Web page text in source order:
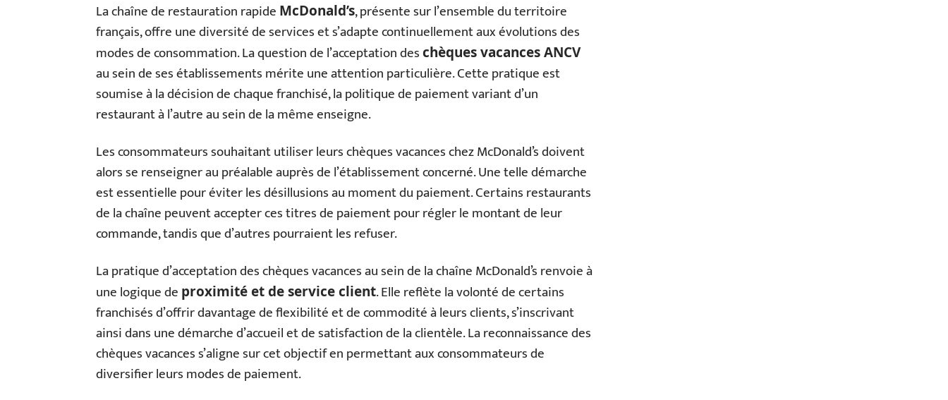
La chaîne de restauration rapide McDonald’s, présente sur l’ensemble du territoire
français, offre une diversité de services et s’adapte continuellement aux évolutions des
modes de consommation. La question de l’acceptation deschèques vacances ANCV
au sein de ses établissements mérite une attention particulière. Cette pratique est
soumise à la décision de chaque franchisé, la politique de paiement variant d’un
restaurant à l’autre au sein de la même enseigne.
Les consommateurs souhaitant utiliser leurs chèques vacances chez McDonald’s doivent
alors se renseigner au préalable auprès de l’établissement concerné. Une telle démarche
est essentielle pour éviter les désillusions au moment du paiement. Certains restaurants
de la chaîne peuvent accepter ces titres de paiement pour régler le montant de leur
commande, tandis que d’autres pourraient les refuser.
La pratique d’acceptation des chèques vacances au sein de la chaîne McDonald’s renvoie à
une logique de proximité et de service client. Elle reflète la volonté de certains
franchisés d’offrir davantage de flexibilité et de commodité à leurs clients, s’inscrivant
ainsi dans une démarche d’accueil et de satisfaction de la clientèle. La reconnaissance des
chèques vacances s’aligne sur cet objectif en permettant aux consommateurs de
diversifier leurs modes de paiement.